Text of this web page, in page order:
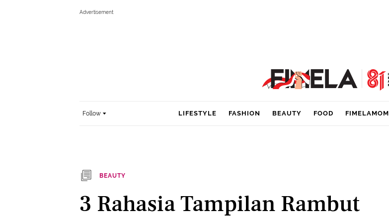
Follow LIFESTYLE FASHION BEAUTY FOOD FIMELAMOM
BEAUTY
3 Rahasia Tampilan Rambut